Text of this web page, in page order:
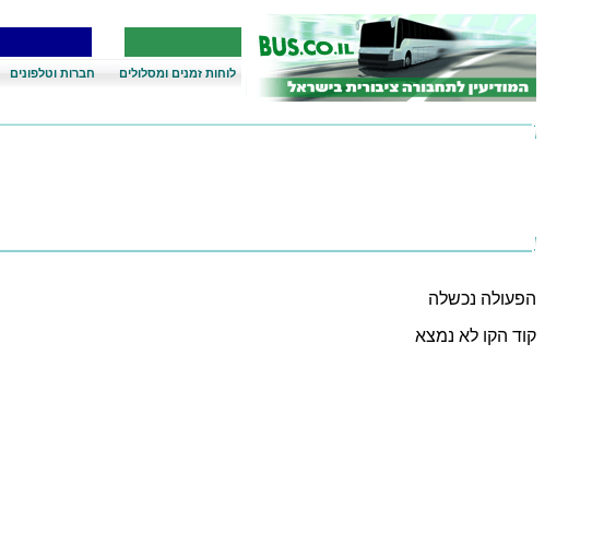
לוחות זמנים ומסלולים חברות וטלפונים
הפעולה נכשלה
קוד הקו לא נמצא